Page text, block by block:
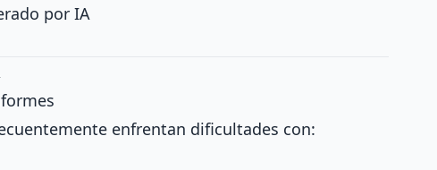
por IA
enfrentan dificultades con: